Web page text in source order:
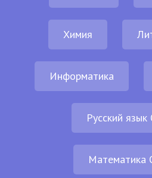
Химия
Информатика
Русский язык
Математика